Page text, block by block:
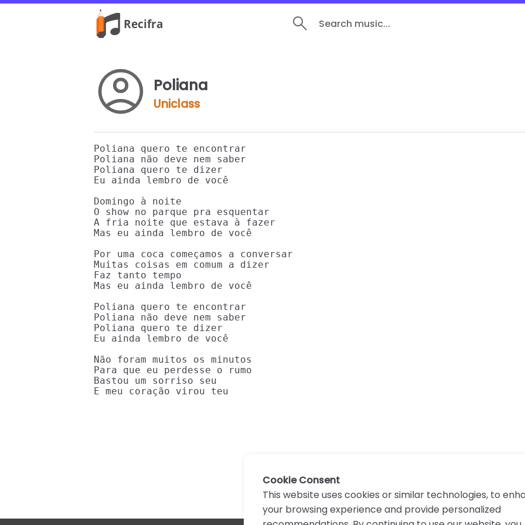
Search music...
Poliana
Uniclass
Poliana quero te encontrar
Poliana não deve nem saber
Poliana quero te dizer
Eu ainda lembro de você
Domingo à noite
O show no parque pra esquentar
A fria noite que estava à fazer
Mas eu ainda lembro de você
Por uma coca começamos a conversar
Muitas coisas em comum a dizer
Faz tanto tempo
Mas eu ainda lembro de você
Poliana quero te encontrar
Poliana não deve nem saber
Poliana quero te dizer
Eu ainda lembro de você
Não foram muitos os minutos
Para que eu perdesse o rumo
Bastou um sorriso seu
E meu coração virou teu
Cookie Consent
This website uses cookies or similar technologies, to
your browsing experience and provide personalized